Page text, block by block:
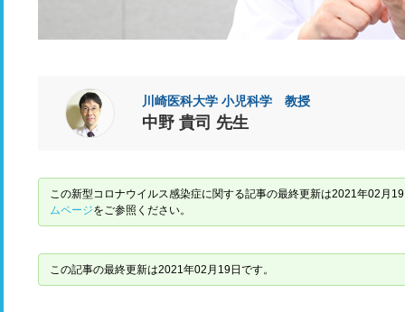
川崎医科大学 小児科学 教授
中野 貴司 先生
この新型コロナウイルス感染症に関する記事の最終更新は2021年02月
ムページをご参照ください。
この記事の最終更新は2021年02月19日です。